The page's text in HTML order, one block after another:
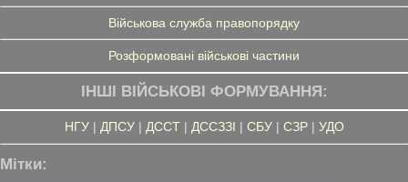
Військова служба правопорядку
Розформовані військові частини
ІНШІ ВІЙСЬКОВІ ФОРМУВАННЯ:
НГУ| ДПСУ| ДССТ| ДССЗЗІ | СБУ| СЗР| УДО
Мітки: